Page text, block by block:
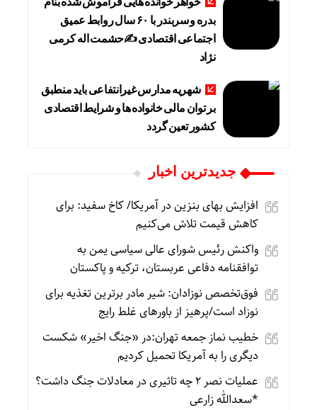
بدره و سربندر با ۶۰ سال روابط عمیق
اجتماعی اقتصادی ✍حشمت اله کرمی
نژاد
شهریه مدارس غیرانتفاعی باید منطبق
بر توان مالی خانواده ها و شرایط اقتصادی
کشور تعین گردد
جديدترين اخبار
افزایش بهای بنزین در آمریکا/ کاخ سفید: برای
کاهش قیمت تلاش می‌کنیم
واکنش رئیس شورای عالی سیاسی یمن به
توافقنامه دفاعی عربستان، ترکیه و پاکستان
فوق‌تخصص نوزادان: شیر مادر برترین تغذیه برای
نوزاد است/پرهیز از باورهای غلط رایج
خطیب نماز جمعه تهران:در «جنگ اخیر» شکست
دیگری را به آمریکا تحمیل کردیم
عملیات نصر ۲ چه تاثیری در معادلات جنگ داشت؟
*سعدالله زارعی